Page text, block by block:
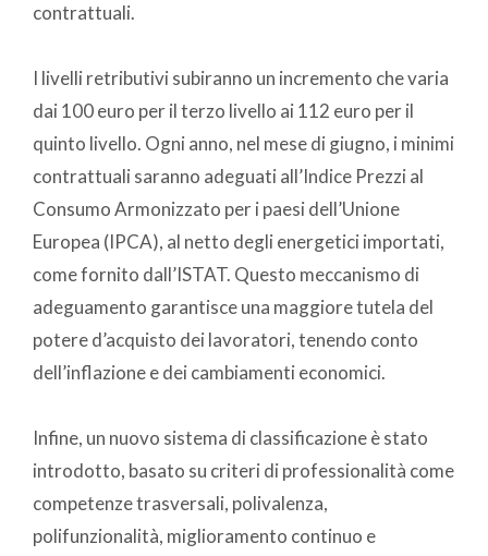
contrattuali.
I livelli retributivi subiranno un incremento che varia
dai 100 euro per il terzo livello ai 112 euro per il
quinto livello. Ogni anno, nel mese di giugno, i minimi
contrattuali saranno adeguati all’Indice Prezzi al
Consumo Armonizzato per i paesi dell’Unione
Europea (IPCA), al netto degli energetici importati,
come fornito dall’ISTAT. Questo meccanismo di
adeguamento garantisce una maggiore tutela del
potere d’acquisto dei lavoratori, tenendo conto
dell’inflazione e dei cambiamenti economici.
Infine, un nuovo sistema di classificazione è stato
introdotto, basato su criteri di professionalità come
competenze trasversali, polivalenza,
polifunzionalità, miglioramento continuo e